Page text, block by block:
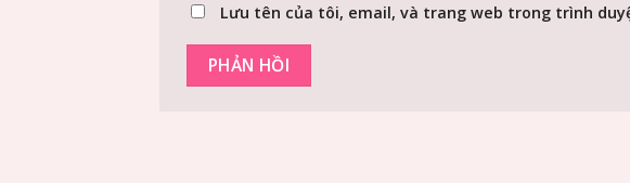
Lưu tên của tôi, email, và trang web trong trình